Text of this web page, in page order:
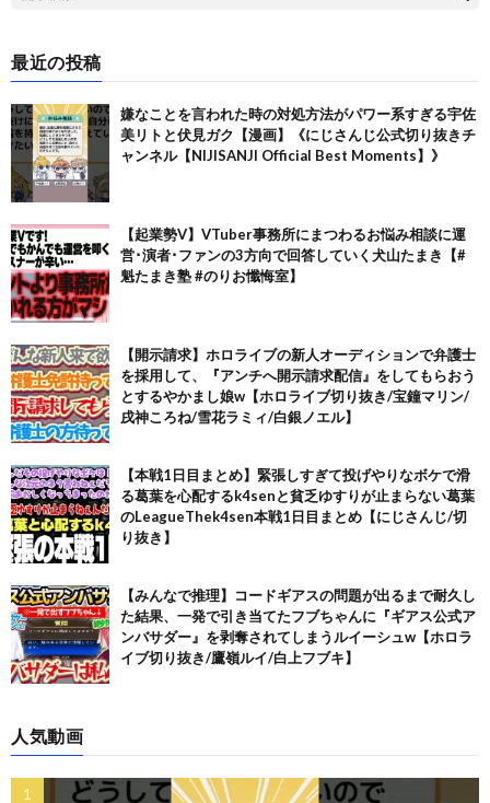
最近の投稿
嫌なことを言われた時の対処方法がパワー系すぎる宇佐
美リトと伏見ガク【漫画】《にじさんじ公式切り抜きチ
ャンネル【NIJISANJI Official Best Moments】》
【起業勢V】VTuber事務所にまつわるお悩み相談に運
営･演者･ファンの3方向で回答していく犬山たまき【#
魁たまき塾 #のりお懺悔室】
【開示請求】ホロライブの新人オーディションで弁護士
を採用して、『アンチへ開示請求配信』をしてもらおう
とするやかまし娘w【ホロライブ切り抜き/宝鐘マリン/
戌神ころね/雪花ラミィ/白銀ノエル】
【本戦1日目まとめ】緊張しすぎて投げやりなボケで滑
る葛葉を心配するk4senと貧乏ゆすりが止まらない葛葉
のLeagueThek4sen本戦1日目まとめ【にじさんじ/切
り抜き】
【みんなで推理】コードギアスの問題が出るまで耐久し
た結果、一発で引き当てたフブちゃんに『ギアス公式ア
ンバサダー』を剥奪されてしまうルイーシュw【ホロラ
イブ切り抜き/鷹嶺ルイ/白上フブキ】
人気動画